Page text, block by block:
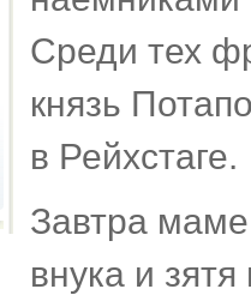
Среди тех
князь
в Рейхстаге.
Завтра маме
внука и